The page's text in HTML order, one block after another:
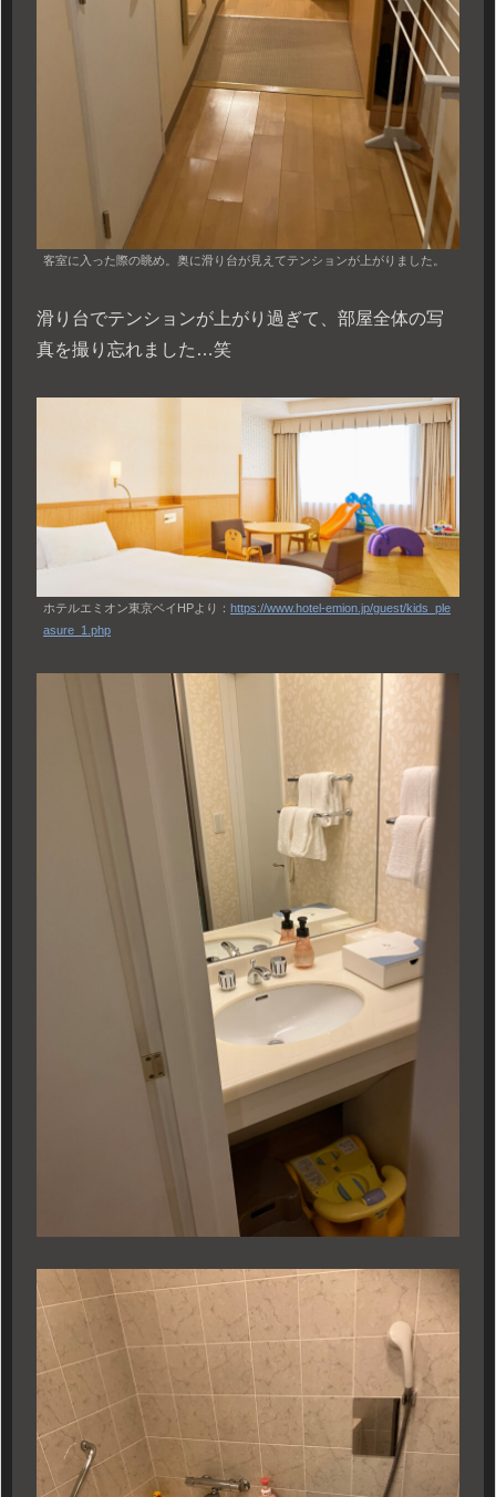
客室に入った際の眺め。奥に滑り台が見えてテンションが上がりました。
滑り台でテンションが上がり過ぎて、部屋全体の写
真を撮り忘れました…笑
ホテルエミオン東京ベイHPより： https://www.hotel-emion.jp/guest/kids_ple
asure_1.php